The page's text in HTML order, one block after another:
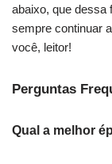
abaixo, que dessa
sempre continuar
você, leitor!
Perguntas
Qual a melhor